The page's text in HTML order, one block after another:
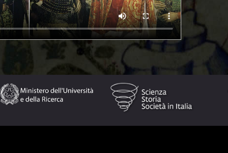
di San Michele in Isola la somma di 28
1430-ca. 1459/1464), forse proprio quello della
nelle politiche diplomatiche della corte portoghese